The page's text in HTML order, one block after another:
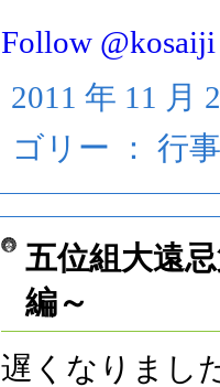
Follow @kosaiji
2011 年 11 月
ゴリー ： 行
五位組大遠
編～
遅くなりまし